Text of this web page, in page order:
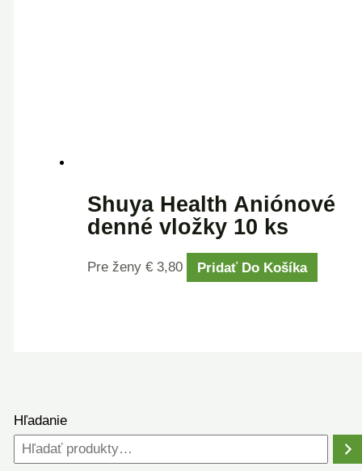
Hľadanie
Shuya Health Aniónové
denné vložky 10 ks
Pre ženy€ 3,80 Pridať Do Košíka